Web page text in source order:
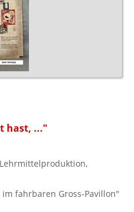
hast, ..."
fahrbaren Gross-Pavillon"